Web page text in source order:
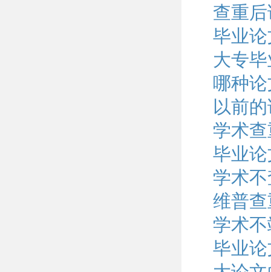
查重
毕业
大专
哪种
以前
学术
毕业
学术
维普
学术
毕业